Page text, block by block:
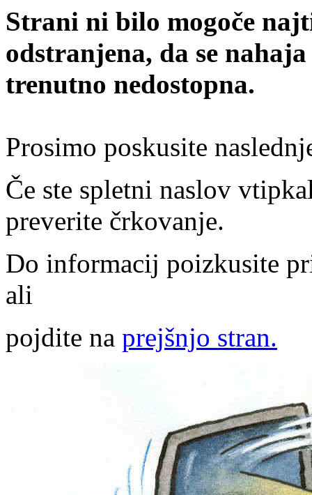
Strani ni bilo mogoče
odstranjena, da se
trenutno nedostopna.
Prosimo poskusite
Če ste spletni naslov
preverite črkovanje.
Do informacij poizkusite
ali
pojdite na prejšnjo stran.